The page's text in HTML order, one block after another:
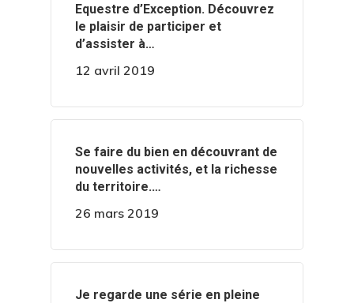
Equestre d’Exception. Découvrez
le plaisir de participer et
d’assister à…
12 avril 2019
‍️Se faire du bien en découvrant de
nouvelles activités, et la richesse
du territoire.…
26 mars 2019
‍️Je regarde une série en pleine